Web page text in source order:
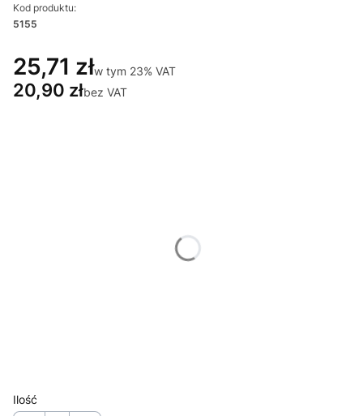
Kod produktu:
5155
25,71 złw tym 23% VAT
w tym 23% VAT
20,90 złbez VAT
Ilość